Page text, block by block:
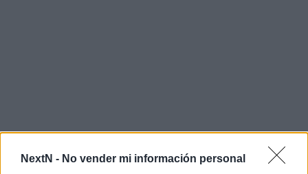
NextN - No vender mi información personal